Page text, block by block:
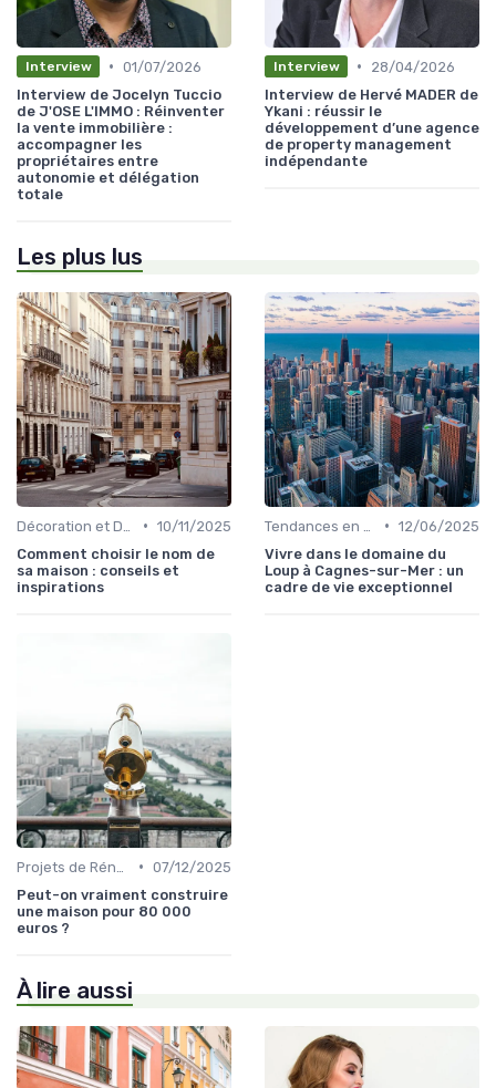
Interview • 01/07/2026
Interview de Jocelyn Tuccio
de J'OSE L'IMMO : Réinventer
la vente immobilière :
accompagner les
propriétaires entre
autonomie et délégation
totale
Interview •
28/04/2026
Interview de Hervé MADER de
Ykani : réussir le
développement d’une agence
de property management
indépendante
Les plus lus
• 10/11/2025
Comment choisir le nom de
sa maison : conseils et
inspirations
• 12/06/2025
Vivre dans le domaine du
Loup à Cagnes-sur-Mer : un
cadre de vie exceptionnel
• 07/12/2025
Peut-on vraiment construire
une maison pour 80 000
euros ?
À lire aussi